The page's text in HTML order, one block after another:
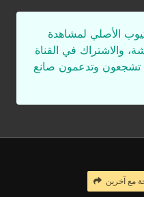
الأصلي لمشاهدة
والاشتراك في القناة
تشجعون وتدعمون صانع
مع آخرين